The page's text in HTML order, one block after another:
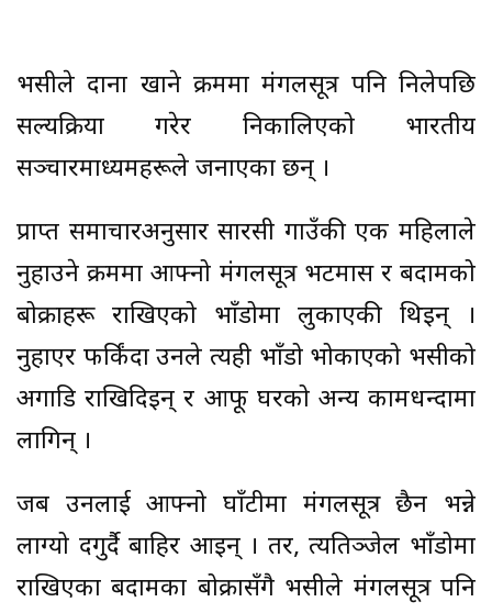
भैँसीले दाना खाने क्रममा मंगलसूत्र पनि निलेपछि
सल्यक्रिया गरेर निकालिएको भारतीय
सञ्चारमाध्यमहरूले जनाएका छन् ।
प्राप्त समाचारअनुसार सारसी गाउँकी एक महिलाले
नुहाउने क्रममा आफ्नो मंगलसूत्र भटमास र बदामको
बोक्राहरू राखिएको भाँडोमा लुकाएकी थिइन् ।
नुहाएर फर्किंदा उनले त्यही भाँडो भोकाएको भैँसीको
अगाडि राखिदिइन् र आफू घरको अन्य कामधन्दामा
लागिन् ।
जब उनलाई आफ्नो घाँटीमा मंगलसूत्र छैन भन्ने
लाग्यो दगुर्दै बाहिर आइन् । तर, त्यतिञ्जेल भाँडोमा
राखिएका बदामका बोक्रासँगै भैँसीले मंगलसूत्र पनि